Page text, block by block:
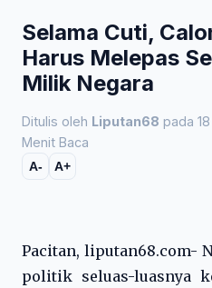
Selama Cuti,
Harus Melepas
Milik Negara
Ditulis oleh Liputan68 pada
Menit Baca
A- A+
Pacitan, liputan68.com-
politik seluas-luasnya